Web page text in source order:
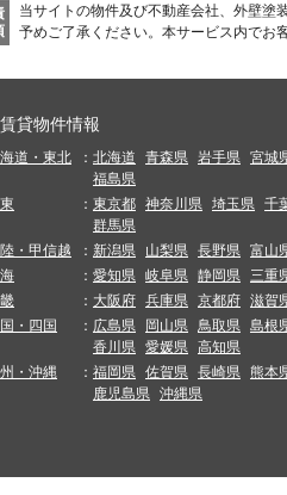
当サイトの物件及び不動産会社、外壁塗
予めご了承ください。 本サービス内でお
賃貸物件情報
道・東北 ： 北海道 青森県 岩手県 宮城
福島県
： 東京都 神奈川県 埼玉県 千
群馬県
・甲信越
： 新潟県 山梨県 長野県 富山
： 愛知県 岐阜県 静岡県 三重
： 大阪府 兵庫県 京都府 滋賀
・四国
： 広島県 岡山県 鳥取県 島根
香川県 愛媛県 高知県
・沖縄
： 福岡県 佐賀県 長崎県 熊本
鹿児島県 沖縄県